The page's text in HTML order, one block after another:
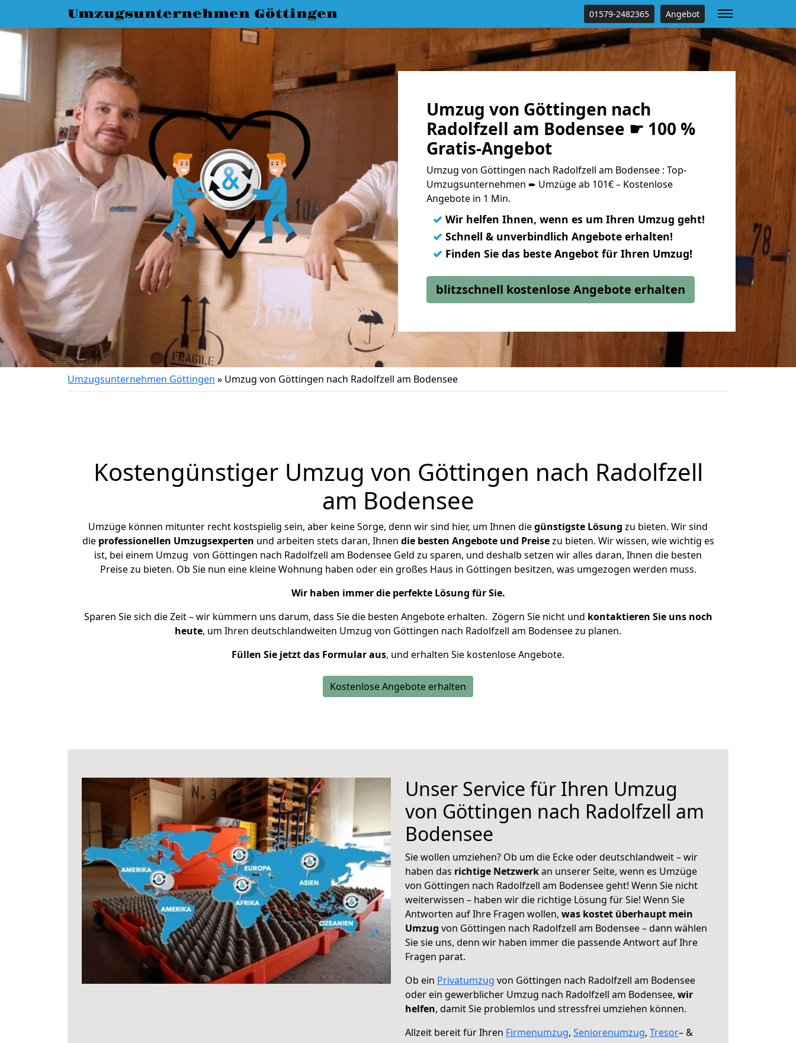
Umzugsunternehmen Göttingen 01579-2482365 Angebot
Umzug von Göttingen nach
Radolfzell am Bodensee ☛ 100 %
Gratis-Angebot
Umzug von Göttingen nach Radolfzell am Bodensee : Top-
Umzugsunternehmen ➨ Umzüge ab 101€ – Kostenlose
Angebote in 1 Min.
✓ Wir helfen Ihnen, wenn es um Ihren Umzug geht!
✓ Schnell & unverbindlich Angebote erhalten!
✓ Finden Sie das beste Angebot für Ihren Umzug!
blitzschnell kostenlose Angebote erhalten
Umzugsunternehmen Göttingen » Umzug von Göttingen nach Radolfzell am Bodensee
Kostengünstiger Umzug von Göttingen nach Radolfzell
am Bodensee
Umzüge können mitunter recht kostspielig sein, aber keine Sorge, denn wir sind hier, um Ihnen diegünstigste Lösung zu bieten. Wir sind
die professionellen Umzugsexperten und arbeiten stets daran, Ihnen die besten Angebote und Preisezu bieten. Wir wissen, wie wichtig es
ist, bei einem Umzug von Göttingen nach Radolfzell am Bodensee Geld zu sparen, und deshalb setzen wir alles daran, Ihnen die besten
Preise zu bieten. Ob Sie nun eine kleine Wohnung haben oder ein großes Haus in Göttingen besitzen, was umgezogen werden muss.
Wir haben immer die perfekte Lösung für Sie.
Sparen Sie sich die Zeit – wir kümmern uns darum, dass Sie die besten Angebote erhalten. Zögern Sie nicht und kontaktieren Sie uns noch
heute, um Ihren deutschlandweiten Umzug von Göttingen nach Radolfzell am Bodensee zu planen.
Füllen Sie jetzt das Formular aus, und erhalten Sie kostenlose Angebote.
Kostenlose Angebote erhalten
Unser Service für Ihren Umzug
von Göttingen nach Radolfzell am
Bodensee
Sie wollen umziehen? Ob um die Ecke oder deutschlandweit – wir
haben das richtige Netzwerkan unserer Seite, wenn es Umzüge
von Göttingen nach Radolfzell am Bodensee geht! Wenn Sie nicht
weiterwissen – haben wir die richtige Lösung für Sie! Wenn Sie
Antworten auf Ihre Fragen wollen, was kostet überhaupt mein
Umzug von Göttingen nach Radolfzell am Bodensee – dann wählen
Sie sie uns, denn wir haben immer die passende Antwort auf Ihre
Fragen parat.
Ob ein Privatumzug von Göttingen nach Radolfzell am Bodensee
oder ein gewerblicher Umzug nach Radolfzell am Bodensee, wir
helfen, damit Sie problemlos und stressfrei umziehen können.
Allzeit bereit für Ihren Firmenumzug, Seniorenumzug, Tresor– &